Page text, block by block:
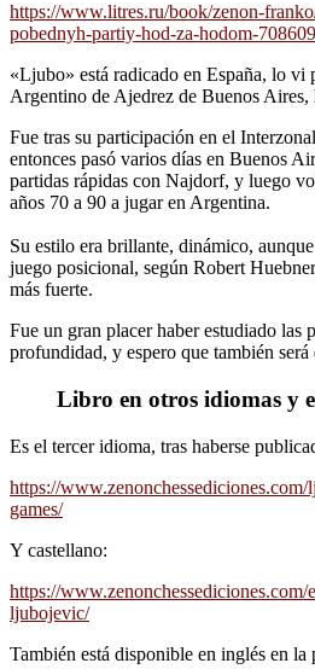
https://www.litres.ru/book/zenon-
pobednyh-partiy-hod-za-hodom-
«Ljubo» está radicado en España, lo vi
Argentino de Ajedrez de Buenos Aires,
Fue tras su participación en el
entonces pasó varios días en Buenos
partidas rápidas con Najdorf, y luego
años 70 a 90 a jugar en Argentina.
Su estilo era brillante, dinámico,
juego posicional, según Robert
más fuerte.
Fue un gran placer haber estudiado las
profundidad, y espero que también
Libro en otros idiomas y
Es el tercer idioma, tras haberse
https://www.zenonchessediciones.com/
games/
Y castellano:
https://
ljubojevic/
También está disponible en inglés en